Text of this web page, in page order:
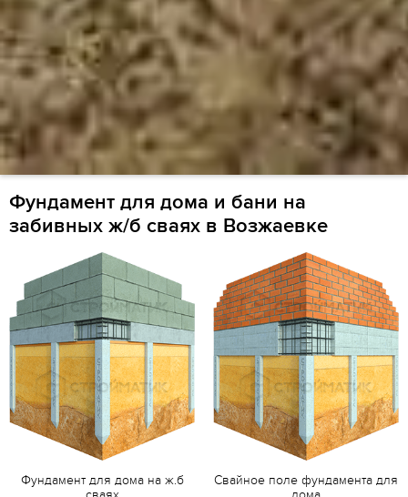
Фундамент для дома и бани на
забивных ж/б сваях в Возжаевке
Фундамент для дома на ж.б
Свайное поле фундамента для